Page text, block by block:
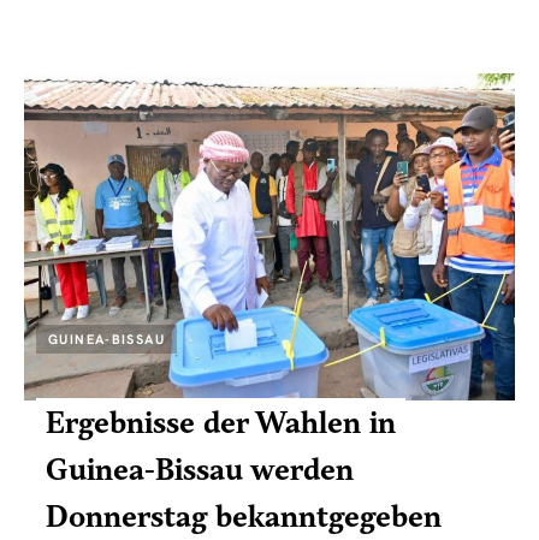
GUINEA-BISSAU
Ergebnisse der Wahlen in
Guinea-Bissau werden
Donnerstag bekanntgegeben